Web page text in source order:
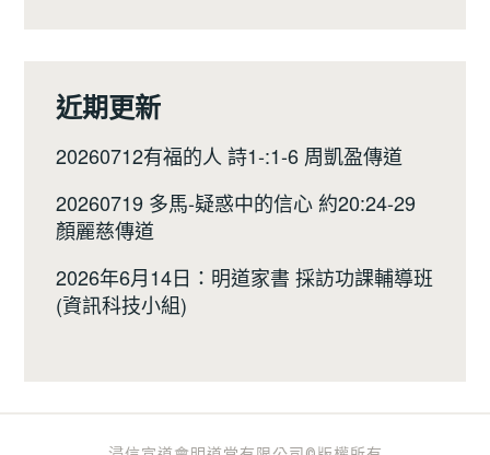
近期更新
20260712有福的人 詩1-:1-6 周凱盈傳道
20260719 多馬-疑惑中的信心 約20:24-29
顏麗慈傳道
2026年6月14日：明道家書 採訪功課輔導班
(資訊科技小組)